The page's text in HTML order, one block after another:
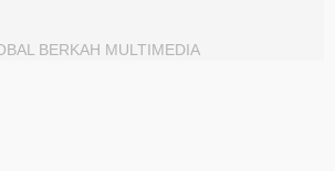
BERKAH MULTIMEDIA